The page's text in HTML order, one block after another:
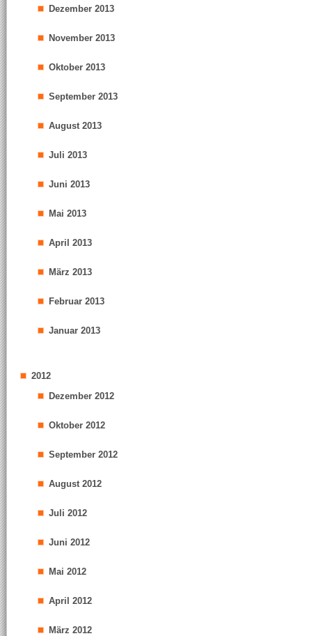
Dezember 2013
November 2013
Oktober 2013
September 2013
August 2013
Juli 2013
Juni 2013
Mai 2013
April 2013
März 2013
Februar 2013
Januar 2013
2012
Dezember 2012
Oktober 2012
September 2012
August 2012
Juli 2012
Juni 2012
Mai 2012
April 2012
März 2012